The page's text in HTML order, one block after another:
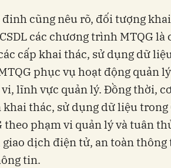
đinh cũng nêu rõ, đối tượng
các chương trình MTQG là
cấp khai thác, sử dụng dữ
phục vụ hoạt động quản
lĩnh vực quản lý. Đồng thời,
khai thác, sử dụng dữ liệu
theo phạm vi quản lý và tuân
giao dịch điện tử, an toàn
tin.